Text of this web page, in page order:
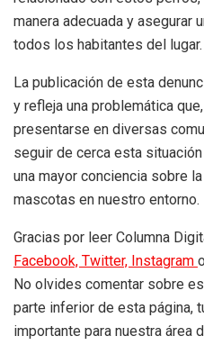
manera adecuada y asegurar
todos los habitantes del lugar.
La publicación de esta
y refleja una problemática
presentarse en diversas
seguir de cerca esta
una mayor conciencia sobre
mascotas en nuestro entorno.
Gracias por leer Columna
Facebook, Twitter, Instagram
No olvides comentar sobre
parte inferior de esta página,
importante para nuestra área